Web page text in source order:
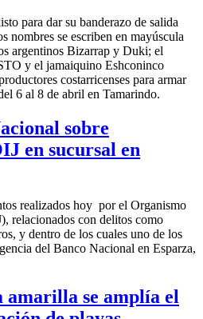
para dar su banderazo de salida
nombres se escriben en mayúscula
argentinos Bizarrap y Duki; el
y el jamaiquino Eshconinco
costarricenses para armar
6 al 8 de abril en Tamarindo.
sobre
en sucursal en
realizados hoy por el Organismo
relacionados con delitos como
y dentro de los cuales uno de los
del Banco Nacional en Esparza,
amarilla se amplía el